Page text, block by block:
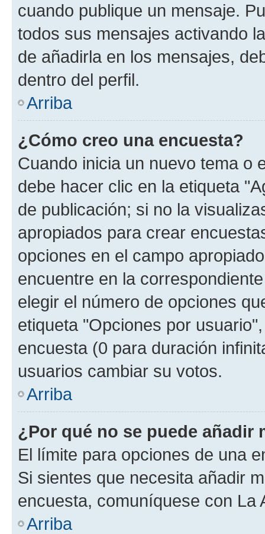
cuando publique un mensaje.
todos sus mensajes activando
de añadirla en los mensajes,
dentro del perfil.
Arriba
¿Cómo creo una encuesta?
Cuando inicia un nuevo tema o
debe hacer clic en la etiqueta
de publicación; si no la
apropiados para crear
opciones en el campo
encuentre en la
elegir el número de opciones
etiqueta "Opciones por
encuesta (0 para duración
usuarios cambiar su votos.
Arriba
¿Por qué no se puede añadir
El límite para opciones de una
Si sientes que necesita añadir
encuesta, comuníquese con La
Arriba